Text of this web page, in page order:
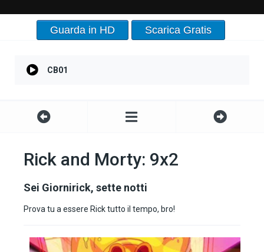
Guarda in HD Scarica Gratis
CB01
Rick and Morty: 9x2
Sei Giornirick, sette notti
Prova tu a essere Rick tutto il tempo, bro!